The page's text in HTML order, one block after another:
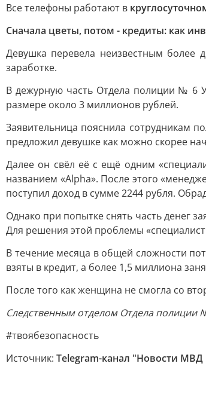
Все телефоны работают в
Сначала цветы, потом - кредиты: как
Девушка перевела неизвестным более
заработке.
В дежурную часть Отдела полиции № 6
размере около 3 миллионов рублей.
Заявительница пояснила сотрудникам
предложил девушке как можно скорее
Далее он свёл её с ещё одним
названием «Alpha». После этого
поступил доход в сумме 2244 рубля.
Однако при попытке снять часть денег
Для решения этой проблемы
В течение месяца в общей сложности
взяты в кредит, а более 1,5 миллиона
После того как женщина не смогла со
Следственным отделом Отдела полиции
#твоябезопасность
Источник: Telegram-канал "Новости МВД